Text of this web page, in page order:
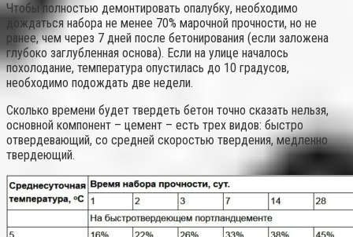
Чтобы полностью демонтировать опалубку, необходимо
дождаться набора не менее 70% марочной прочности, но не
ранее, чем через 7 дней после бетонирования (если заложена
глубоко заглубленная основа). Если на улице началось
похолодание, температура опустилась до 10 градусов,
необходимо подождать две недели.
Сколько времени будет твердеть бетон точно сказать нельзя,
основной компонент – цемент – есть трех видов: быстро
отвердевающий, со средней скоростью твердения, медленно
твердеющий.